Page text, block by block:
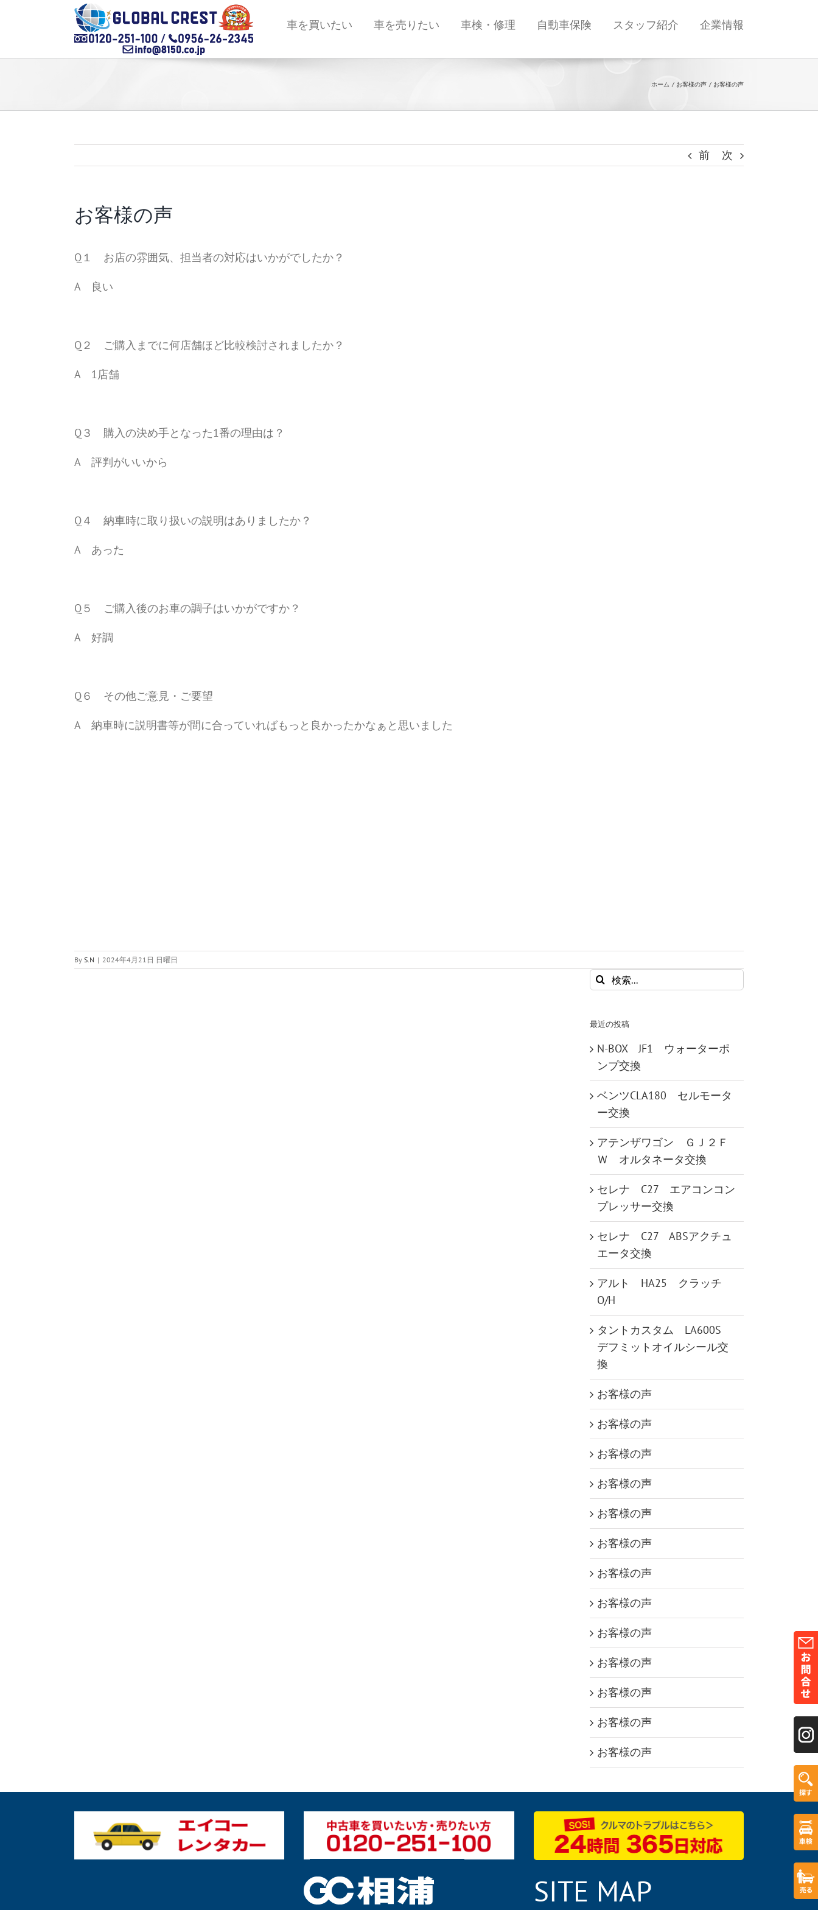
車を買いたい 車を売りたい 車検・修理 自動車保険 スタッフ紹介 企業情報
ホーム お客様の声 お客様の声
前 次
お客様の声
Q１ お店の雰囲気、担当者の対応はいかがでしたか？
A 良い
Q２ ご購入までに何店舗ほど比較検討されましたか？
A 1店舗
Q３ 購入の決め手となった1番の理由は？
A 評判がいいから
Q４ 納車時に取り扱いの説明はありましたか？
A あった
Q５ ご購入後のお車の調子はいかがですか？
A 好調
Q６ その他ご意見・ご要望
A 納車時に説明書等が間に合っていればもっと良かったかなぁと思いました
By S.N | 2024年4月21日 日曜日
検
索
最近の投稿
N-BOX JF1 ウォーターポ
ンプ交換
ベンツCLA180 セルモータ
ー交換
アテンザワゴン ＧＪ２Ｆ
Ｗ オルタネータ交換
セレナ C27 エアコンコン
プレッサー交換
セレナ C27 ABSアクチュ
エータ交換
アルト HA25 クラッチ
O/H
タントカスタム LA600S
デフミットオイルシール交
換
お客様の声
お客様の声
お客様の声
お客様の声
お客様の声
お客様の声
お客様の声
お客様の声
お客様の声
お客様の声
お客様の声
お客様の声
お客様の声
SITE MAP